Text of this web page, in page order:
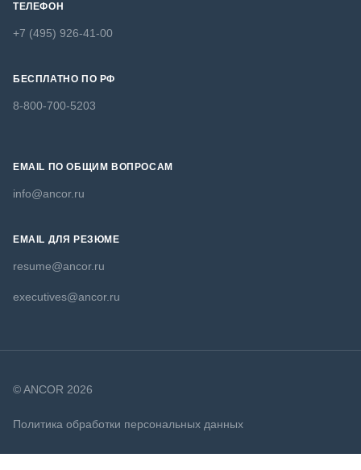
ТЕЛЕФОН
+7 (495) 926-41-00
БЕСПЛАТНО ПО РФ
8-800-700-5203
EMAIL ПО ОБЩИМ ВОПРОСАМ
info@ancor.ru
EMAIL ДЛЯ РЕЗЮМЕ
resume@ancor.ru
executives@ancor.ru
© ANCOR 2026
Политика обработки персональных данных